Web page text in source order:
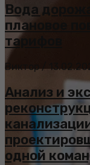
Вода
плановое
тарифов
Виктор /
Анализ и
одной